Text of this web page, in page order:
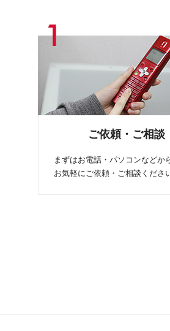
ご依頼・ご相談
まずはお電話・パソコンなどか
お気軽にご依頼・ご相談くださ